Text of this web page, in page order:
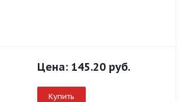
Цена: 145.20 руб.
Купить